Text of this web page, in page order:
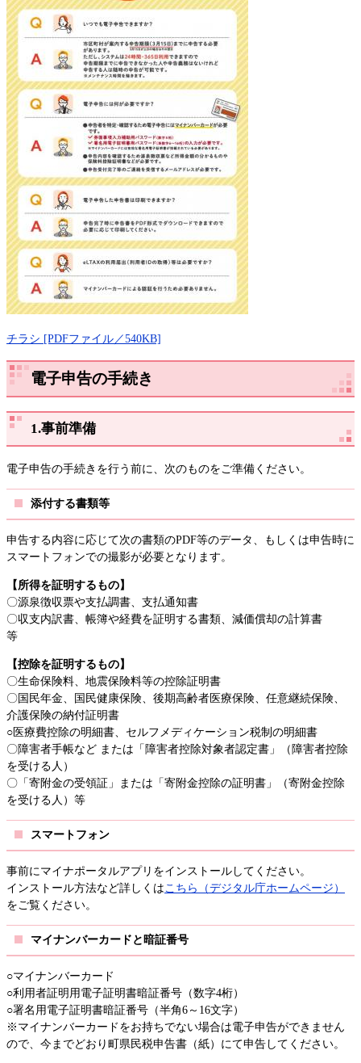
チラシ [PDFファイル／540KB]
電子申告の手続き
1.事前準備
電子申告の手続きを行う前に、次のものをご準備ください。
添付する書類等
申告する内容に応じて次の書類のPDF等のデータ、もしくは申告時に
スマートフォンでの撮影が必要となります。
【所得を証明するもの】
〇源泉徴収票や支払調書、支払通知書
〇収支内訳書、帳簿や経費を証明する書類、減価償却の計算書
等
【控除を証明するもの】
〇生命保険料、地震保険料等の控除証明書
〇国民年金、国民健康保険、後期高齢者医療保険、任意継続保険、
介護保険の納付証明書
○医療費控除の明細書、セルフメディケーション税制の明細書
〇障害者手帳など または「障害者控除対象者認定書」（障害者控除
を受ける人）
〇「寄附金の受領証」または「寄附金控除の証明書」（寄附金控除
を受ける人）等
スマートフォン
事前にマイナポータルアプリをインストールしてください。
インストール方法など詳しくは こちら（デジタル庁ホームページ）
をご覧ください。
マイナンバーカードと暗証番号
○マイナンバーカード
○利用者証明用電子証明書暗証番号（数字4桁）
○署名用電子証明書暗証番号（半角6～16文字）
※マイナンバーカードをお持ちでない場合は電子申告ができません
ので、今までどおり町県民税申告書（紙）にて申告してください。